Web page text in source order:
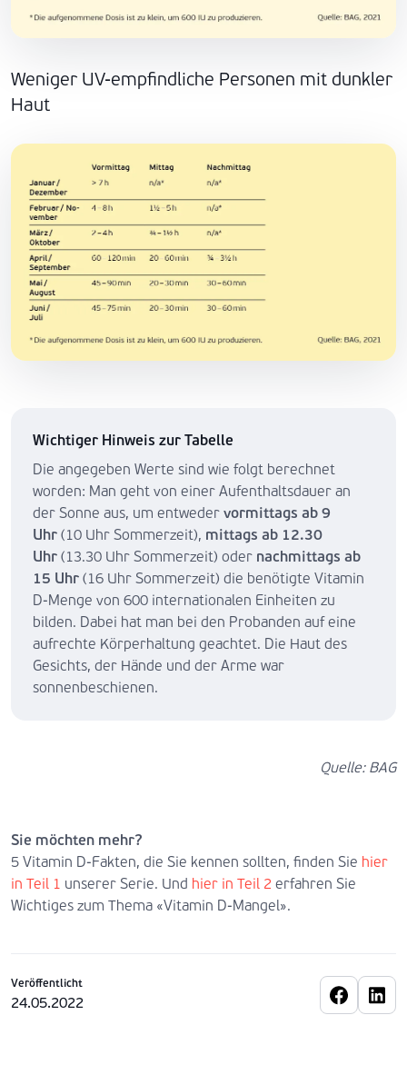
Weniger UV-empfindliche Personen mit dunkler
Haut
Wichtiger Hinweis zur Tabelle
Die angegeben Werte sind wie folgt berechnet
worden: Man geht von einer Aufenthaltsdauer an
der Sonne aus, um entweder vormittags ab 9
Uhr (10 Uhr Sommerzeit), mittags ab 12.30
Uhr (13.30 Uhr Sommerzeit) oder nachmittags ab
15 Uhr (16 Uhr Sommerzeit) die benötigte Vitamin
D-Menge von 600 internationalen Einheiten zu
bilden. Dabei hat man bei den Probanden auf eine
aufrechte Körperhaltung geachtet. Die Haut des
Gesichts, der Hände und der Arme war
sonnenbeschienen.
Quelle: BAG
Sie möchten mehr?
5 Vitamin D-Fakten, die Sie kennen sollten, finden Sie hier
in Teil 1 unserer Serie. Und hier in Teil 2 erfahren Sie
Wichtiges zum Thema «Vitamin D-Mangel».
Veröffentlicht
24.05.2022